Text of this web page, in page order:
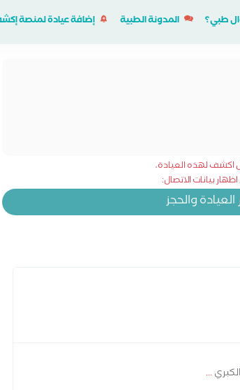
طبي؟ المدونة الطبية إضافة عيادة لمنصة
اكشف لهذه العيادة،
بيانات الاتصال:
والحجز
...